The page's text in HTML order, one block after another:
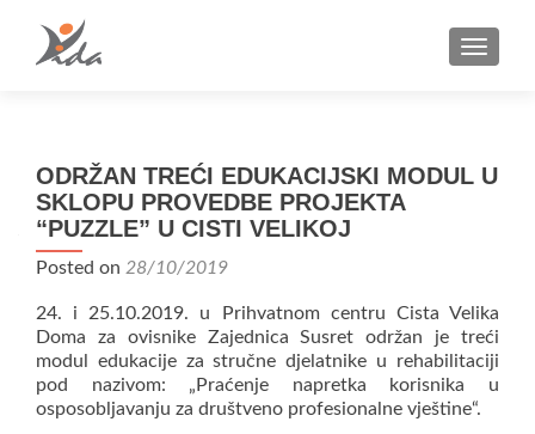
ODRŽAN TREĆI EDUKACIJSKI MODUL U
SKLOPU PROVEDBE PROJEKTA
“PUZZLE” U CISTI VELIKOJ
Posted on 28/10/2019
24. i 25.10.2019. u Prihvatnom centru Cista Velika
Doma za ovisnike Zajednica Susret održan je treći
modul edukacije za stručne djelatnike u rehabilitaciji
pod nazivom: „Praćenje napretka korisnika u
osposobljavanju za društveno profesionalne vještine“.